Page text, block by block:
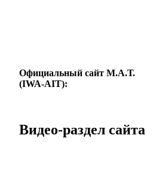
Официальный сайт М.А.Т.
(IWA-AIT):
Видео-раздел сайта